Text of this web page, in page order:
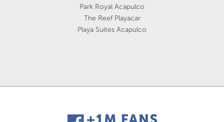
Park Royal Acapulco
The Reef Playacar
Playa Suites Acapulco